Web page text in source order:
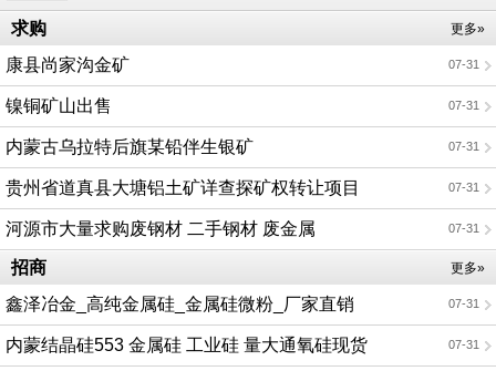
更多»
求购
07-31
康县尚家沟金矿
07-31
镍铜矿山出售
07-31
内蒙古乌拉特后旗某铅伴生银矿
07-31
贵州省道真县大塘铝土矿详查探矿权转让项目
07-31
河源市大量求购废钢材 二手钢材 废金属
更多»
招商
07-31
鑫泽冶金_高纯金属硅_金属硅微粉_厂家直销
07-31
内蒙结晶硅553 金属硅 工业硅 量大通氧硅现货